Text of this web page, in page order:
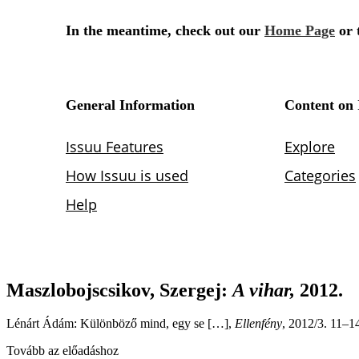
Maszlobojscsikov, Szergej: A vihar, 2012.
Lénárt Ádám: Különböző mind, egy se […], Ellenfény, 2012/3.
Tovább az előadáshoz